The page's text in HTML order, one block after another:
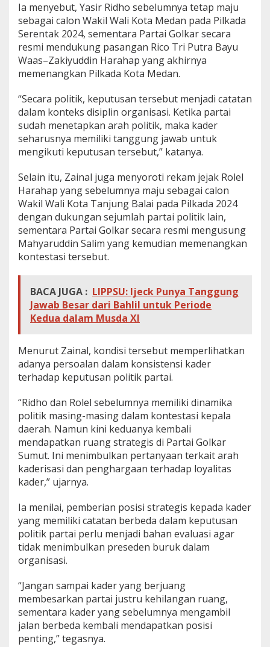
Ia menyebut, Yasir Ridho sebelumnya tetap maju
sebagai calon Wakil Wali Kota Medan pada Pilkada
Serentak 2024, sementara Partai Golkar secara
resmi mendukung pasangan Rico Tri Putra Bayu
Waas–Zakiyuddin Harahap yang akhirnya
memenangkan Pilkada Kota Medan.
“Secara politik, keputusan tersebut menjadi catatan
dalam konteks disiplin organisasi. Ketika partai
sudah menetapkan arah politik, maka kader
seharusnya memiliki tanggung jawab untuk
mengikuti keputusan tersebut,” katanya.
Selain itu, Zainal juga menyoroti rekam jejak Rolel
Harahap yang sebelumnya maju sebagai calon
Wakil Wali Kota Tanjung Balai pada Pilkada 2024
dengan dukungan sejumlah partai politik lain,
sementara Partai Golkar secara resmi mengusung
Mahyaruddin Salim yang kemudian memenangkan
kontestasi tersebut.
BACA JUGA : LIPPSU: Ijeck Punya Tanggung
Jawab Besar dari Bahlil untuk Periode
Kedua dalam Musda XI
Menurut Zainal, kondisi tersebut memperlihatkan
adanya persoalan dalam konsistensi kader
terhadap keputusan politik partai.
“Ridho dan Rolel sebelumnya memiliki dinamika
politik masing-masing dalam kontestasi kepala
daerah. Namun kini keduanya kembali
mendapatkan ruang strategis di Partai Golkar
Sumut. Ini menimbulkan pertanyaan terkait arah
kaderisasi dan penghargaan terhadap loyalitas
kader,” ujarnya.
Ia menilai, pemberian posisi strategis kepada kader
yang memiliki catatan berbeda dalam keputusan
politik partai perlu menjadi bahan evaluasi agar
tidak menimbulkan preseden buruk dalam
organisasi.
“Jangan sampai kader yang berjuang
membesarkan partai justru kehilangan ruang,
sementara kader yang sebelumnya mengambil
jalan berbeda kembali mendapatkan posisi
penting,” tegasnya.